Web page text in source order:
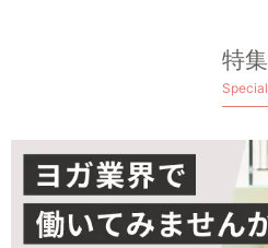
特集
Special